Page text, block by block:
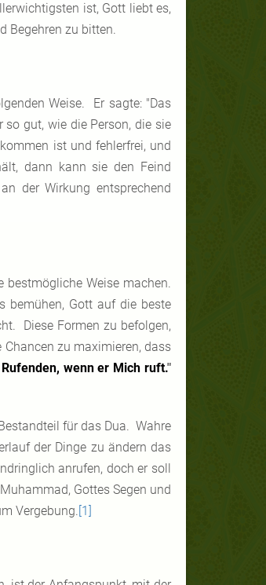
ist, Gott liebt es,
Begehren zu bitten.
Weise. Er sagte: "Das
gut, wie die Person, die sie
ist und fehlerfrei, und
dann kann sie den Feind
der Wirkung entsprechend
Weise machen.
bemühen, Gott auf die beste
Diese Formen zu befolgen,
zu maximieren, dass
wenn er Mich ruft."
für das Dua. Wahre
der Dinge zu ändern das
anrufen, doch er soll
Gottes Segen und
Vergebung.[1]